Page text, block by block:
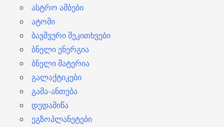
ასტრო ამბები
ატომი
ბავშვური შეკითხვები
ბნელი ენერგია
ბნელი მატერია
გალაქტიკები
გამა-ანთება
დედამიწა
ეგზოპლანეტები